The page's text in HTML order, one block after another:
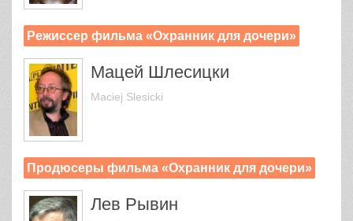
Режиссер фильма «Охранник для дочери»
Мацей Шлесицки
Maciej Slesicki
Продюсеры фильма «Охранник для дочери»
Лев Рывин